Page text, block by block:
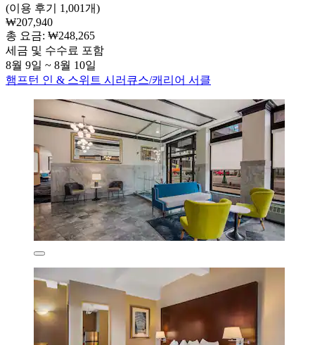
(이용 후기 1,001개)
₩207,940
총 요금: ₩248,265
세금 및 수수료 포함
8월 9일 ~ 8월 10일
햄프턴 인 & 스위트 시러큐스/캐리어 서클